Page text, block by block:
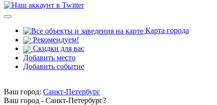
Карта города
Рекомендуем!
Скидки для вас
Добавить место
Добавить событие
Ваш город: Санкт-Петербург
Ваш город - Санкт-Петербург?